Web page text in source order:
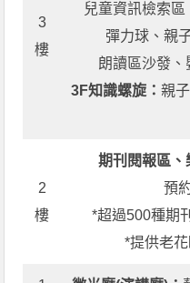
3
樓
兒童資訊檢索
彈力球、親
朗讀區沙發
3F知識螺旋：親
2
樓
期刊閱報區、
預
*超過500種期
*提供老